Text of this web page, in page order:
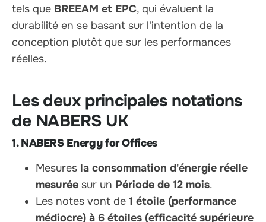
tels que BREEAM et EPC, qui évaluent la
durabilité en se basant sur l'intention de la
conception plutôt que sur les performances
réelles.
Les deux principales notations
de NABERS UK
1. NABERS Energy for Offices
Mesures la consommation d'énergie réelle
mesurée sur un Période de 12 mois.
Les notes vont de 1 étoile (performance
médiocre) à 6 étoiles (efficacité supérieure